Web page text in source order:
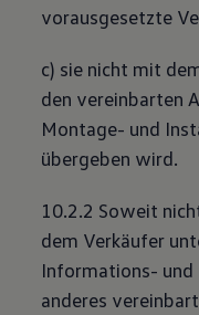
vorausgesetzte
c) sie nicht mit
den vereinbarten
Montage- und
übergeben wird.
10.2.2 Soweit
dem Verkäufer
Informations-
anderes